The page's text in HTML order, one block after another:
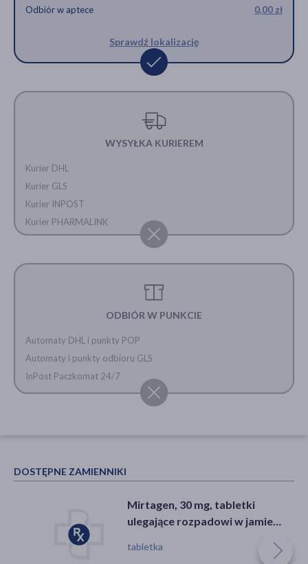
Odbiór w aptece 0,00 zł
Sprawdź lokalizację
WYSYŁKA KURIEREM
Kurier DHL
Kurier GLS
Kurier INPOST
Kurier PHARMALINK
ODBIÓR W PUNKCIE
Automaty DHL i punkty POP
Automaty i punkty odbioru GLS
InPost Paczkomat 24/7
DOSTĘPNE ZAMIENNIKI
Mirtagen, 30 mg, tabletki
ulegające rozpadowi w jamie
tabletka